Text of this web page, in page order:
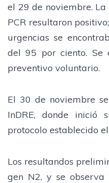
el 29 de noviembre.
PCR resultaron
urgencias se
del 95 por ciento. Se
preventivo voluntario.
El 30 de noviembre
InDRE, donde inició
protocolo establecido
Los resultandos
gen N2, y se